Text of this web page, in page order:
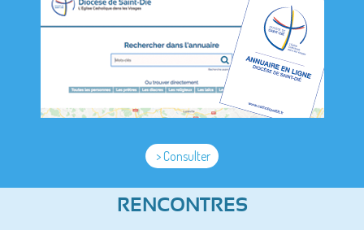
> Consulter
RENCONTRES